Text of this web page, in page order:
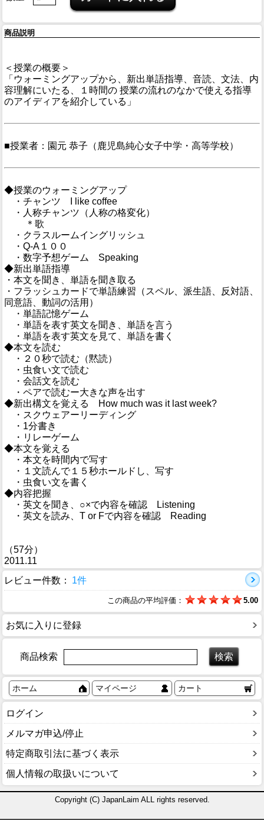
商品説明
＜授業の概要＞
「ウォーミングアップから、新出単語指導、音読、文法、内
容理解にいたる、１時間の 授業の流れのなかで使える指導
のアイディアを紹介している」
■授業者：園元 恭子（鹿児島純心女子中学・高等学校）
◆授業のウォーミングアップ
・チャンツ I like coffee
・人称チャンツ（人称の格変化）
＊歌
・クラスルームイングリッシュ
・Q-A１００
・数字予想ゲーム Speaking
◆新出単語指導
・本文を聞き、単語を聞き取る
・フラッシュカードで単語練習（スペル、派生語、反対語、
同意語、動詞の活用）
・単語記憶ゲーム
・単語を表す英文を聞き、単語を言う
・単語を表す英文を見て、単語を書く
◆本文を読む
・２０秒で読む（黙読）
・虫食い文で読む
・会話文を読む
・ペアで読むー大きな声を出す
◆新出構文を覚える How much was it last week?
・スクウェアーリーディング
・1分書き
・リレーゲーム
◆本文を覚える
・本文を時間内で写す
・１文読んで１５秒ホールドし、写す
・虫食い文を書く
◆内容把握
・英文を聞き、○×で内容を確認 Listening
・英文を読み、T or Fで内容を確認 Reading
（57分）
2011.11
レビュー件数：
1件
この商品の平均評価： 5.00
お気に入りに登録
商品検索
ホーム マイページ カート
ログイン
メルマガ申込/停止
特定商取引法に基づく表示
個人情報の取扱いについて
Copyright (C) JapanLaim ALL rights reserved.